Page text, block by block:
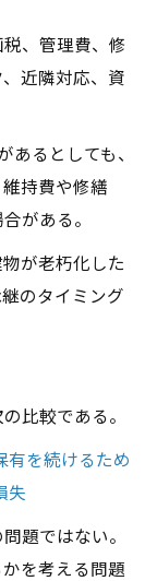
、管理費、修
近隣対応、資
るとしても、
持費や修繕
がある。
が老朽化した
のタイミング
比較である。
を続けるため
失
題ではない。
を考える問題